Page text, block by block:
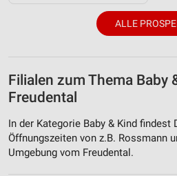
ALLE
Filialen zum Thema Baby
Freudental
In der Kategorie Baby & Kind findest
Öffnungszeiten von z.B. Rossmann
Umgebung vom Freudental.